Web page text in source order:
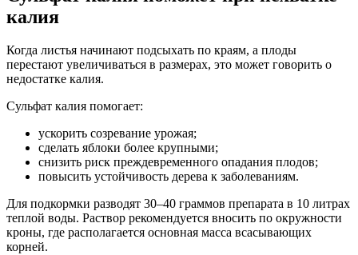
калия
Когда листья начинают подсыхать по краям, а плоды
перестают увеличиваться в размерах, это может говорить о
недостатке калия.
Сульфат калия помогает:
ускорить созревание урожая;
сделать яблоки более крупными;
снизить риск преждевременного опадания плодов;
повысить устойчивость дерева к заболеваниям.
Для подкормки разводят 30–40 граммов препарата в 10 литрах
теплой воды. Раствор рекомендуется вносить по окружности
кроны, где располагается основная масса всасывающих
корней.